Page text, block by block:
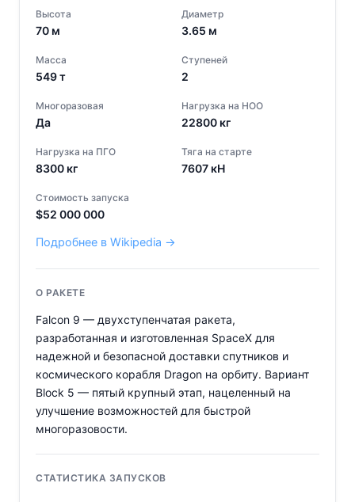
Высота
70 м
Диаметр
3.65 м
Масса
549т
Ступеней
2
Многоразовая
Да
Нагрузка на НОО
22800 кг
Нагрузка на ПГО
8300 кг
Тяга на старте
7607 кН
Стоимость запуска
$52 000 000
Подробнее в Wikipedia →
О РАКЕТЕ
Falcon 9 — двухступенчатая ракета,
разработанная и изготовленная SpaceX для
надежной и безопасной доставки спутников и
космического корабля Dragon на орбиту. Вариант
Block 5 — пятый крупный этап, нацеленный на
улучшение возможностей для быстрой
многоразовости.
СТАТИСТИКА ЗАПУСКОВ